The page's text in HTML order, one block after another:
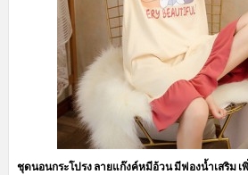
ชุดนอนกระโปรง ลายแก๊งค์หมีอ้วน มีฟองน้ำเสริม